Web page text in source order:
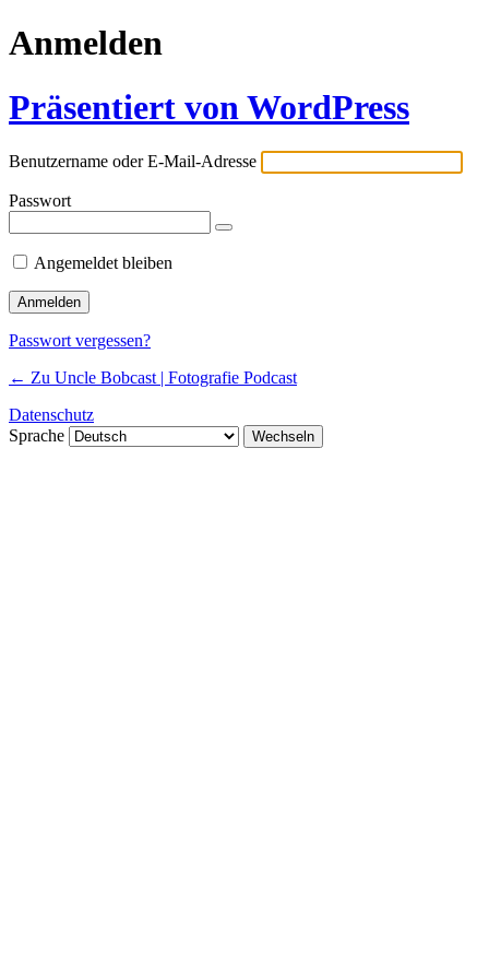
Anmelden
Präsentiert von WordPress
Benutzername oder E-Mail-Adresse
Passwort
Angemeldet bleiben
Passwort vergessen?
← Zu Uncle Bobcast | Fotografie Podcast
Datenschutz
Sprache